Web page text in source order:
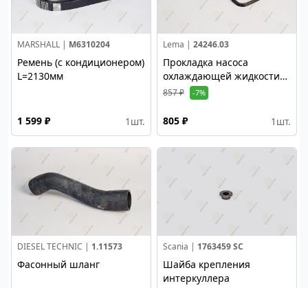
MARSHALL | M6310204
Ремень (с кондиционером)
L=2130мм
1 599 ₽ 1 шт.
Lema | 24246.03
Прокладка насоса
охлаждающей жидкости
DC13
857 ₽ -7%
805 ₽ 1 шт.
DIESEL TECHNIC | 1.11573
Фасонный шланг
Scania | 1763459 SC
Шайба крепления
интеркуллера